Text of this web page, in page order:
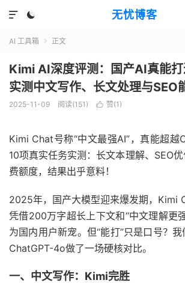
无忧博客


AI 工具箱  正文
Kimi AI深度评测：国产AI真能打
实测中文写作、长文处理与SEO
2025-11-09 阅读(151)  赞(1 )
Kimi Chat号称“中文最强AI”，真能超越
10项真实任务实测：长文本理解、SEO
费额度，结果出乎意料！
2025年，国产大模型迎来爆发期，Kimi
凭借200万字超长上下文和“中文理解更
为国内用户新宠。但“能打”只是口号？
ChatGPT-4o做了一场硬核对比。
一、中文写作：Kimi完胜